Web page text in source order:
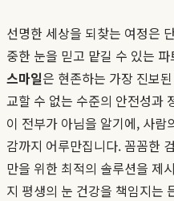
선명한 세상을 되찾는 여정은
중한 눈을 믿고 맡길 수 있는
스마일은 현존하는 가장 진보
교할 수 없는 수준의 안전성과
이 전부가 아님을 알기에, 사
감까지 어루만집니다. 꼼꼼한
만을 위한 최적의 솔루션을 제
지 평생의 눈 건강을 책임지는